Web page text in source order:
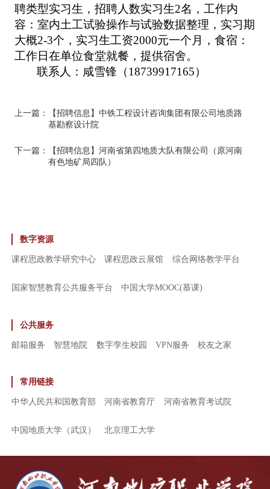
聘类型实习生，招聘人数实习生2名，工作内
容：室内土工试验操作与试验数据整理，实习期
大概2-3个，实习生工资2000元一个月，食宿：
工作日在单位食堂就餐，提供宿舍。
联系人： 咸雪锋 （18739917165）
上一篇：
【招聘信息】中铁工程设计咨询集团有限公司地质路
基勘察设计院
下一篇：
【招聘信息】河南省第四地质大队有限公司（原河南
有色地矿局四队）
数字资源
课程思政教学研究中心 课程思政云展馆 综合网络教学平台
国家智慧教育公共服务平台 中国大学MOOC(慕课)
公共服务
邮箱服务 智慧地院 数字孪生校园 VPN服务 校友之家
常用链接
中华人民共和国教育部 河南省教育厅 河南省教育考试院
中国地质大学（武汉） 北京理工大学